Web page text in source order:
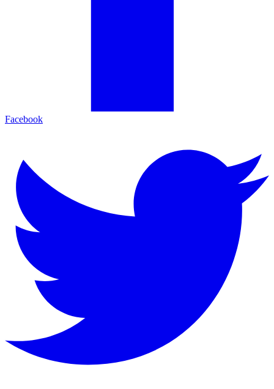
Facebook